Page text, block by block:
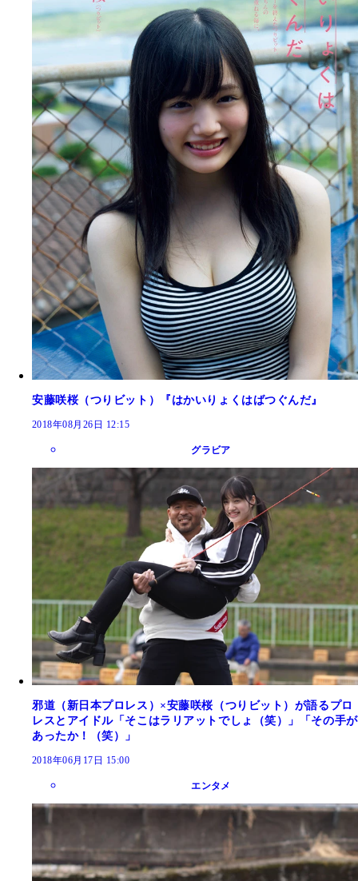
安藤咲桜（つりビット）『はかいりょくはばつぐんだ』
2018年08月26日 12:15
グラビア
邪道（新日本プロレス）×安藤咲桜（つりビット）が語るプロ
レスとアイドル「そこはラリアットでしょ（笑）」「その手が
あったか！（笑）」
2018年06月17日 15:00
エンタメ